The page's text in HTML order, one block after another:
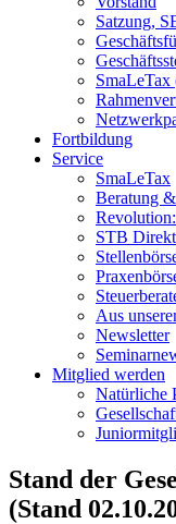
Satzung,
SmaLeTax
Fortbildung
Service
SmaLeTax
Beratung
STB Direkt
Aus
Newsletter
Mitglied werden
Natürliche
Stand der
(Stand